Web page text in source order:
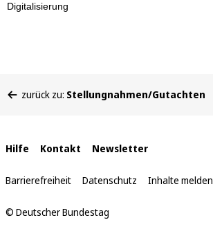
Digitalisierung
befinden
zurück zu: Stellungnahmen/Gutachten
Interne
Links
Hilfe Kontakt Newsletter
Barrierefreiheit Datenschutz Inhalte melden
© Deutscher Bundestag